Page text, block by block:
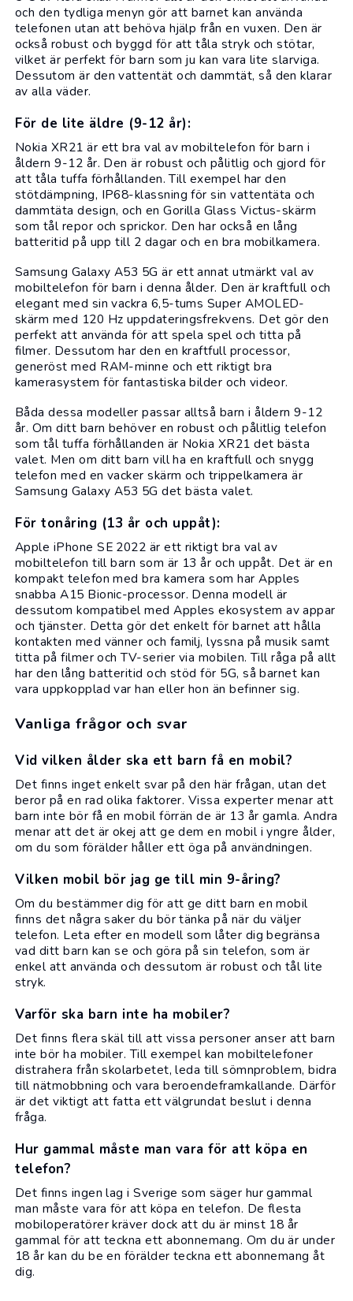
och den tydliga menyn gör att barnet kan använda
telefonen utan att behöva hjälp från en vuxen. Den är
också robust och byggd för att tåla stryk och stötar,
vilket är perfekt för barn som ju kan vara lite slarviga.
Dessutom är den vattentät och dammtät, så den klarar
av alla väder.
För de lite äldre (9-12 år):
Nokia XR21 är ett bra val av mobiltelefon för barn i
åldern 9-12 år. Den är robust och pålitlig och gjord för
att tåla tuffa förhållanden. Till exempel har den
stötdämpning, IP68-klassning för sin vattentäta och
dammtäta design, och en Gorilla Glass Victus-skärm
som tål repor och sprickor. Den har också en lång
batteritid på upp till 2 dagar och en bra mobilkamera.
Samsung Galaxy A53 5G är ett annat utmärkt val av
mobiltelefon för barn i denna ålder. Den är kraftfull och
elegant med sin vackra 6,5-tums Super AMOLED-
skärm med 120 Hz uppdateringsfrekvens. Det gör den
perfekt att använda för att spela spel och titta på
filmer. Dessutom har den en kraftfull processor,
generöst med RAM-minne och ett riktigt bra
kamerasystem för fantastiska bilder och videor.
Båda dessa modeller passar alltså barn i åldern 9-12
år. Om ditt barn behöver en robust och pålitlig telefon
som tål tuffa förhållanden är Nokia XR21 det bästa
valet. Men om ditt barn vill ha en kraftfull och snygg
telefon med en vacker skärm och trippelkamera är
Samsung Galaxy A53 5G det bästa valet.
För tonåring (13 år och uppåt):
Apple iPhone SE 2022 är ett riktigt bra val av
mobiltelefon till barn som är 13 år och uppåt. Det är en
kompakt telefon med bra kamera som har Apples
snabba A15 Bionic-processor. Denna modell är
dessutom kompatibel med Apples ekosystem av appar
och tjänster. Detta gör det enkelt för barnet att hålla
kontakten med vänner och familj, lyssna på musik samt
titta på filmer och TV-serier via mobilen. Till råga på allt
har den lång batteritid och stöd för 5G, så barnet kan
vara uppkopplad var han eller hon än befinner sig.
Vanliga frågor och svar
Vid vilken ålder ska ett barn få en mobil?
Det finns inget enkelt svar på den här frågan, utan det
beror på en rad olika faktorer. Vissa experter menar att
barn inte bör få en mobil förrän de är 13 år gamla. Andra
menar att det är okej att ge dem en mobil i yngre ålder,
om du som förälder håller ett öga på användningen.
Vilken mobil bör jag ge till min 9-åring?
Om du bestämmer dig för att ge ditt barn en mobil
finns det några saker du bör tänka på när du väljer
telefon. Leta efter en modell som låter dig begränsa
vad ditt barn kan se och göra på sin telefon, som är
enkel att använda och dessutom är robust och tål lite
stryk.
Varför ska barn inte ha mobiler?
Det finns flera skäl till att vissa personer anser att barn
inte bör ha mobiler. Till exempel kan mobiltelefoner
distrahera från skolarbetet, leda till sömnproblem, bidra
till nätmobbning och vara beroendeframkallande. Därför
är det viktigt att fatta ett välgrundat beslut i denna
fråga.
Hur gammal måste man vara för att köpa en
telefon?
Det finns ingen lag i Sverige som säger hur gammal
man måste vara för att köpa en telefon. De flesta
mobiloperatörer kräver dock att du är minst 18 år
gammal för att teckna ett abonnemang. Om du är under
18 år kan du be en förälder teckna ett abonnemang åt
dig.